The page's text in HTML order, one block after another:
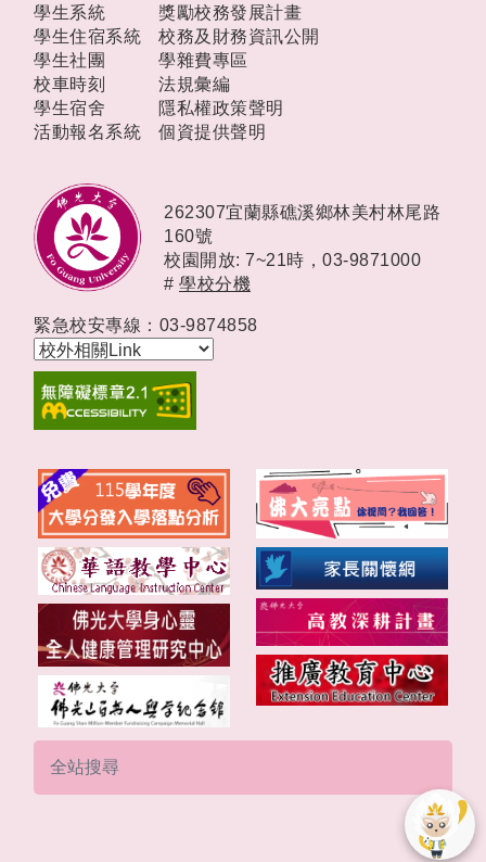
學生系統
學生住宿系統
學生社團
校車時刻
學生宿舍
活動報名系統
獎勵校務發展計畫
校務及財務資訊公開
學雜費專區
法規彙編
隱私權政策聲明
個資提供聲明
262307宜蘭縣礁溪鄉林美村林尾路
160號
校園開放: 7~21時， 03-9871000
# 學校分機
緊急校安專線：03-9874858